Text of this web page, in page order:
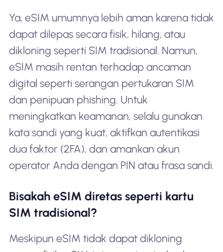
Ya, eSIM umumnya lebih aman karena tidak
dapat dilepas secara fisik, hilang, atau
dikloning seperti SIM tradisional. Namun,
eSIM masih rentan terhadap ancaman
digital seperti serangan pertukaran SIM
dan penipuan phishing. Untuk
meningkatkan keamanan, selalu gunakan
kata sandi yang kuat, aktifkan autentikasi
dua faktor (2FA), dan amankan akun
operator Anda dengan PIN atau frasa sandi.
Bisakah eSIM diretas seperti kartu
SIM tradisional?
Meskipun eSIM tidak dapat dikloning